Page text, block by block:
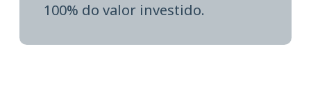
100% do valor investido.